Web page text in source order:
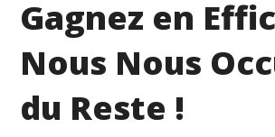
Gagnez en
Nous Nous
du Reste !